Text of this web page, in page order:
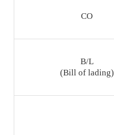
CO
B/L
(Bill of lading)